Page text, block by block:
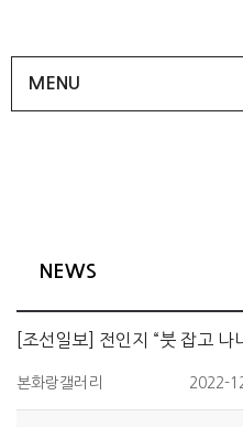
MENU
NEWS
[조선일보] 전인지 “붓 잡고
본화랑갤러리 2022-